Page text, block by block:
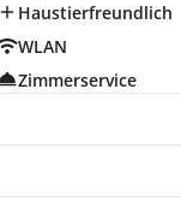
Haustierfreundlich
WLAN
Zimmerservice